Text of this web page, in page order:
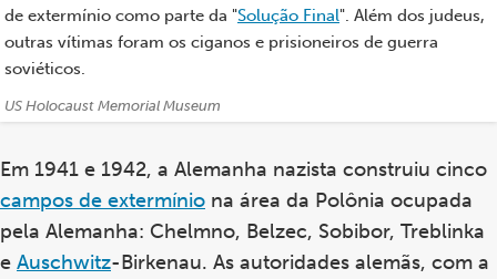
de extermínio como parte da "Solução Final". Além dos judeus,
outras vítimas foram os ciganos e prisioneiros de guerra
soviéticos.
Créditos:
US Holocaust Memorial Museum
Em 1941 e 1942, a Alemanha nazista construiu cinco
campos de extermínio na área da Polônia ocupada
pela Alemanha: Chelmno, Belzec, Sobibor, Treblinka
e Auschwitz-Birkenau. As autoridades alemãs, com a